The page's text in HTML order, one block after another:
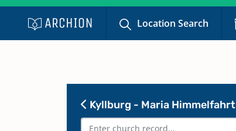
Location Search
Kyllburg - Maria Himmelfahrt